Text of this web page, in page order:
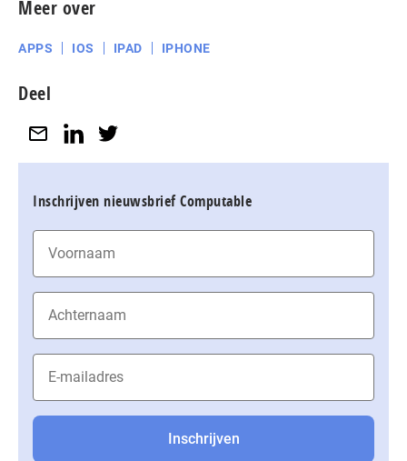
Meer over
APPS IOS IPAD IPHONE
Deel
Inschrijven nieuwsbrief Computable